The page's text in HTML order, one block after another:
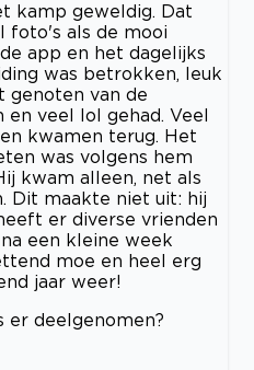
kamp geweldig. Dat
foto's als de mooi
app en het dagelijks
was betrokken, leuk
genoten van de
veel lol gehad. Veel
kwamen terug. Het
was volgens hem
kwam alleen, net als
Dit maakte niet uit: hij
er diverse vrienden
een kleine week
moe en heel erg
jaar weer!
er deelgenomen?